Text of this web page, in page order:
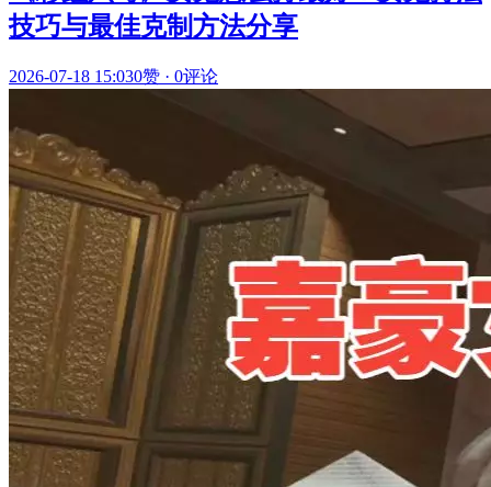
技巧与最佳克制方法分享
2026-07-18 15:030赞 · 0评论